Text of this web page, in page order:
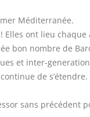
Méditerranée.
Elles ont lieu
bon nombre de
et inter-
de s’étendre.
sans précédent